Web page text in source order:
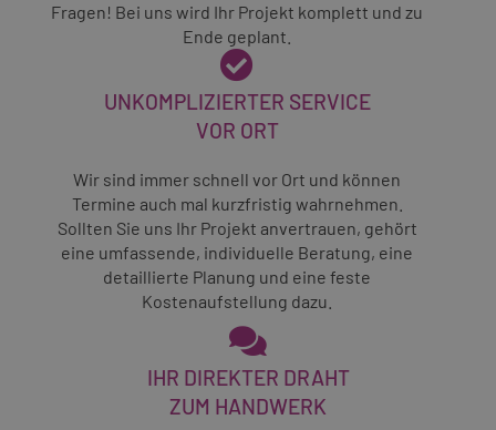
Fragen! Bei uns wird Ihr Projekt komplett und zu
Ende geplant.
UNKOMPLIZIERTER SERVICE
VOR ORT
Wir sind immer schnell vor Ort und können
Termine auch mal kurzfristig wahrnehmen.
Sollten Sie uns Ihr Projekt anvertrauen, gehört
eine umfassende, individuelle Beratung, eine
detaillierte Planung und eine feste
Kostenaufstellung dazu.
IHR DIREKTER DRAHT
ZUM HANDWERK